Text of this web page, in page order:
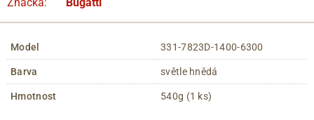
Model 331-7823D-1400-6300
Barva světle hnědá
Hmotnost 540g (1 ks)